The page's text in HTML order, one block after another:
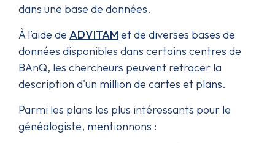
dans une base de données.
À l’aide de ADVITAM et de diverses bases de
données disponibles dans certains centres de
BAnQ, les chercheurs peuvent retracer la
description d'un million de cartes et plans.
Parmi les plans les plus intéressants pour le
généalogiste, mentionnons :